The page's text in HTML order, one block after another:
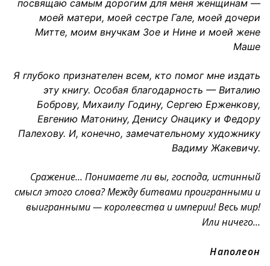
посвящаю самым дорогим для меня женщинам —
моей матери, моей сестре Гале, моей дочери
Митте, моим внучкам Зое и Нине и моей жене
Маше
Я глубоко признателен всем, кто помог мне издать
эту книгу. Особая благодарность — Виталию
Боброву, Михаилу Годину, Сергею Ерженкову,
Евгению Матонину, Денису Онацику и Федору
Палехову. И, конечно, замечательному художнику
Вадиму Жакевичу.
Сражение… Понимаете ли вы, господа, истинный
смысл этого слова? Между битвами проигранными и
выигранными — королевства и империи! Весь мир!
Или ничего…
Наполеон